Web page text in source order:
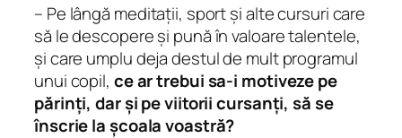
– Pe lângă meditații, sport și alte cursuri care
să le descopere și pună în valoare talentele,
și care umplu deja destul de mult programul
unui copil, ce ar trebui sa-i motiveze pe
părinți, dar și pe viitorii cursanți, să se
înscrie la școala voastră?